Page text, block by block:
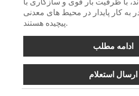
به کار پایدار در محیط های معدنی
پیچیده هستند.
ادامه مطلب
ارسال استعلام